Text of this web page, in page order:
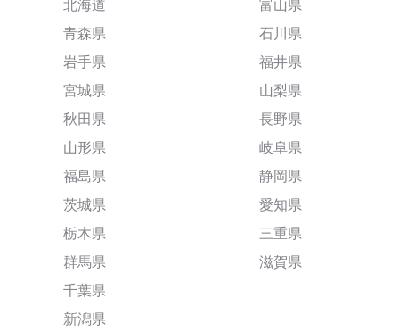
北海道
青森県
岩手県
宮城県
秋田県
山形県
福島県
茨城県
栃木県
群馬県
千葉県
新潟県
富山県
石川県
福井県
山梨県
長野県
岐阜県
静岡県
愛知県
三重県
滋賀県